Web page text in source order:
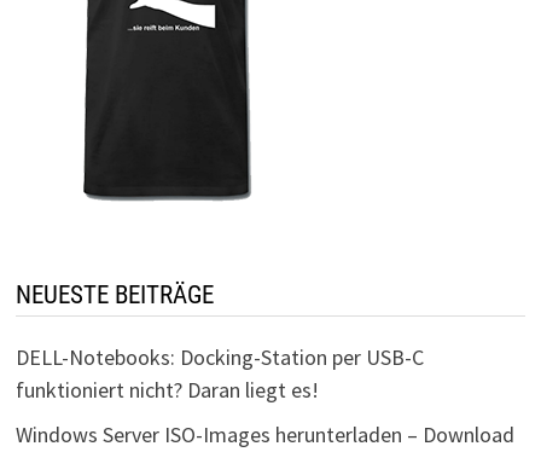
NEUESTE BEITRÄGE
DELL-Notebooks: Docking-Station per USB-C
funktioniert nicht? Daran liegt es!
Windows Server ISO-Images herunterladen – Download